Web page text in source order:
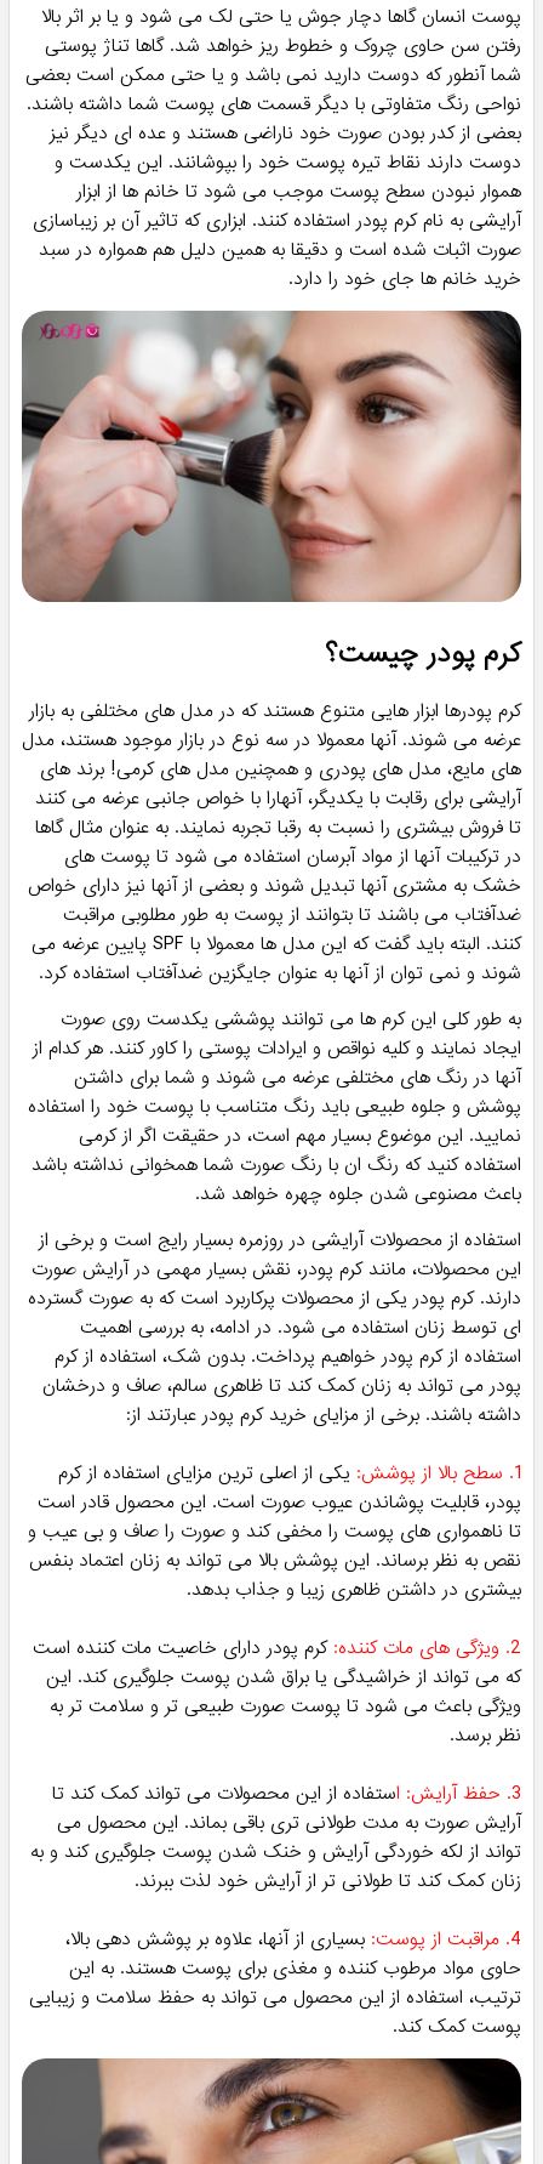
پوست انسان گاها دچار جوش یا حتی لک می شود و یا بر اثر بالا
رفتن سن حاوی چروک و خطوط ریز خواهد شد. گاها تناژ پوستی
شما آنطور که دوست دارید نمی باشد و یا حتی ممکن است بعضی
نواحی رنگ متفاوتی با دیگر قسمت های پوست شما داشته باشند.
بعضی از کدر بودن صورت خود ناراضی هستند و عده ای دیگر نیز
دوست دارند نقاط تیره پوست خود را بپوشانند. این یکدست و
هموار نبودن سطح پوست موجب می شود تا خانم ها از ابزار
آرایشی به نام کرم پودر استفاده کنند. ابزاری که تاثیر آن بر زیباسازی
صورت اثبات شده است و دقیقا به همین دلیل هم همواره در سبد
خرید خانم ها جای خود را دارد.
کرم پودر چیست؟
کرم پودرها ابزار هایی متنوع هستند که در مدل های مختلفی به بازار
عرضه می شوند. آنها معمولا در سه نوع در بازار موجود هستند، مدل
های مایع، مدل های پودری و همچنین مدل های کرمی! برند های
آرایشی برای رقابت با یکدیگر، آنهارا با خواص جانبی عرضه می کنند
تا فروش بیشتری را نسبت به رقبا تجربه نمایند. به عنوان مثال گاها
در ترکیبات آنها از مواد آبرسان استفاده می شود تا پوست های
خشک به مشتری آنها تبدیل شوند و بعضی از آنها نیز دارای خواص
ضدآفتاب می باشند تا بتوانند از پوست به طور مطلوبی مراقبت
کنند. البته باید گفت که این مدل ها معمولا با SPF پایین عرضه می
شوند و نمی توان از آنها به عنوان جایگزین ضدآفتاب استفاده کرد.
به طور کلی این کرم ها می توانند پوششی یکدست روی صورت
ایجاد نمایند و کلیه نواقص و ایرادات پوستی را کاور کنند. هر کدام از
آنها در رنگ های مختلفی عرضه می شوند و شما برای داشتن
پوشش و جلوه طبیعی باید رنگ متناسب با پوست خود را استفاده
نمایید. این موضوع بسیار مهم است، در حقیقت اگر از کرمی
استفاده کنید که رنگ ان با رنگ صورت شما همخوانی نداشته باشد
باعث مصنوعی شدن جلوه چهره خواهد شد.
استفاده از محصولات آرایشی در روزمره بسیار رایج است و برخی از
این محصولات، مانند کرم پودر، نقش بسیار مهمی در آرایش صورت
دارند. کرم پودر یکی از محصولات پرکاربرد است که به صورت گسترده
ای توسط زنان استفاده می شود. در ادامه، به بررسی اهمیت
استفاده از کرم پودر خواهیم پرداخت. بدون شک، استفاده از کرم
پودر می تواند به زنان کمک کند تا ظاهری سالم، صاف و درخشان
داشته باشند. برخی از مزایای خرید کرم پودر عبارتند از:
1. سطح بالا از پوشش:
یکی از اصلی ترین مزایای استفاده از کرم
پودر، قابلیت پوشاندن عیوب صورت است. این محصول قادر است
تا ناهمواری های پوست را مخفی کند و صورت را صاف و بی عیب و
نقص به نظر برساند. این پوشش بالا می تواند به زنان اعتماد بنفس
بیشتری در داشتن ظاهری زیبا و جذاب بدهد.
2. ویژگی های مات کننده:
کرم پودر دارای خاصیت مات کننده است
که می تواند از خراشیدگی یا براق شدن پوست جلوگیری کند. این
ویژگی باعث می شود تا پوست صورت طبیعی تر و سلامت تر به
نظر برسد.
3. حفظ آرایش: ا
ستفاده از این محصولات می تواند کمک کند تا
آرایش صورت به مدت طولانی تری باقی بماند. این محصول می
تواند از لکه خوردگی آرایش و خنک شدن پوست جلوگیری کند و به
زنان کمک کند تا طولانی تر از آرایش خود لذت ببرند.
4. مراقبت از پوست:
بسیاری از آنها، علاوه بر پوشش دهی بالا،
حاوی مواد مرطوب کننده و مغذی برای پوست هستند. به این
ترتیب، استفاده از این محصول می تواند به حفظ سلامت و زیبایی
پوست کمک کند.